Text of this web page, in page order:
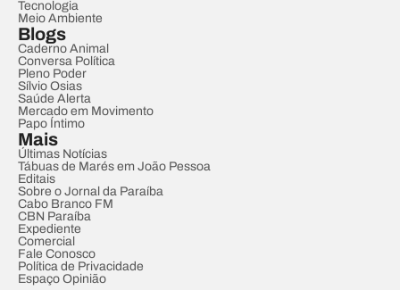
Tecnologia
Meio Ambiente
Blogs
Caderno Animal
Conversa Política
Pleno Poder
Sílvio Osias
Saúde Alerta
Mercado em Movimento
Papo Íntimo
Mais
Últimas Notícias
Tábuas de Marés em João Pessoa
Editais
Sobre o Jornal da Paraíba
Cabo Branco FM
CBN Paraíba
Expediente
Comercial
Fale Conosco
Política de Privacidade
Espaço Opinião